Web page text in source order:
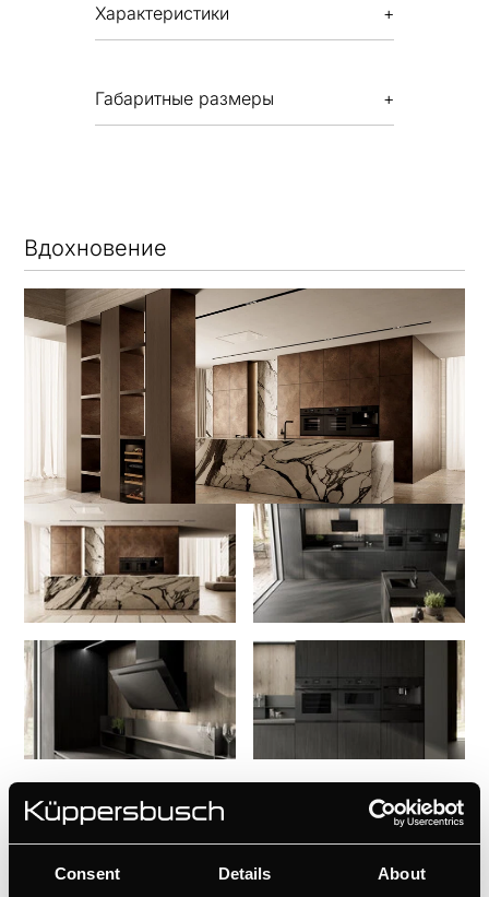
Consent Details About
Характеристики
Габаритные размеры
Вдохновение